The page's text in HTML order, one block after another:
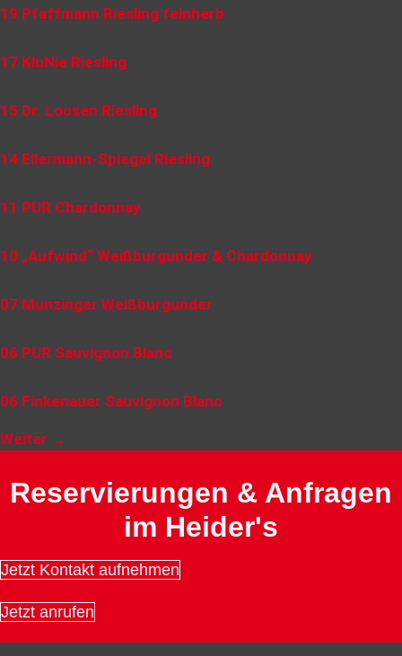
19 Pfaffmann Riesling feinherb
17 KluNie Riesling
15 Dr. Loosen Riesling
14 Ellermann-Spiegel Riesling
11 PUR Chardonnay
10 „Aufwind“ Weißburgunder & Chardonnay
07 Munzinger Weißburgunder
06 PUR Sauvignon Blanc
06 Finkenauer Sauvignon Blanc
Weiter →
Reservierungen & Anfragen
im Heider's
Jetzt Kontakt aufnehmen
Jetzt anrufen